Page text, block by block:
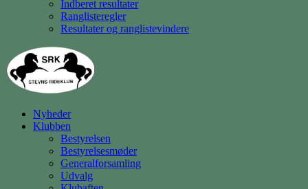
Indberet resultater
Ranglisteregler
Resultater og ranglistevindere
Nyheder
Klubben
Bestyrelsen
Bestyrelsesmøder
Generalforsamling
Udvalg